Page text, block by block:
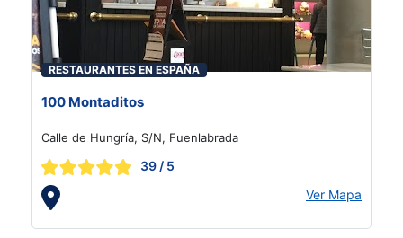
RESTAURANTES EN ESPAÑA
100 Montaditos
Calle de Hungría, S/N, Fuenlabrada
39 / 5
Ver Mapa